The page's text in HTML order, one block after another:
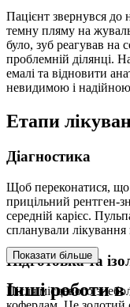
Пацієнт звернувся до
темну пляму на
було, зуб реагував на
проблемній ділянці.
емалі та відновити
невидимою і
Етапи
Діагностика
Щоб переконатися, що
прицільний рентген-
середній карієс.
спланували лікування
Підготовка та
Після місцевого
Показати більше
Інші роботи в